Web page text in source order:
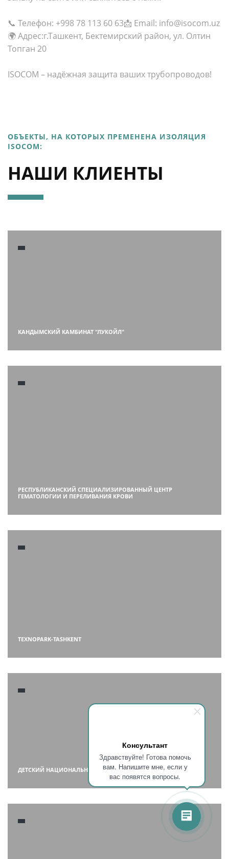
Консультант
Здравствуйте! Готова помочь
вам. Напишите мне, если у
вас появятся вопросы.
📞 Телефон: +998 78 113 60 63📩 Email: info@isocom.uz
🌍 Адрес:г.Ташкент, Бектемирский район, ул. Олтин
Топган 20
ISOCOM – надёжная защита ваших трубопроводов!
ОБЪЕКТЫ, НА КОТОРЫХ ПРЕМЕНЕНА ИЗОЛЯЦИЯ
ISOCOM:
НАШИ КЛИЕНТЫ
КАНДЫМСКИЙ КАМБИНАТ "ЛУКОЙЛ"
РЕСПУБЛИКАНСКИЙ СПЕЦИАЛИЗИРОВАННЫЙ ЦЕНТР
ГЕМАТОЛОГИИ И ПЕРЕЛИВАНИЯ КРОВИ
TEXNOPARK-TASHKENT
ДЕТСКИЙ НАЦИОНАЛЬНЫЙ МЕДИЦИНСКИЙ ЦЕНТР